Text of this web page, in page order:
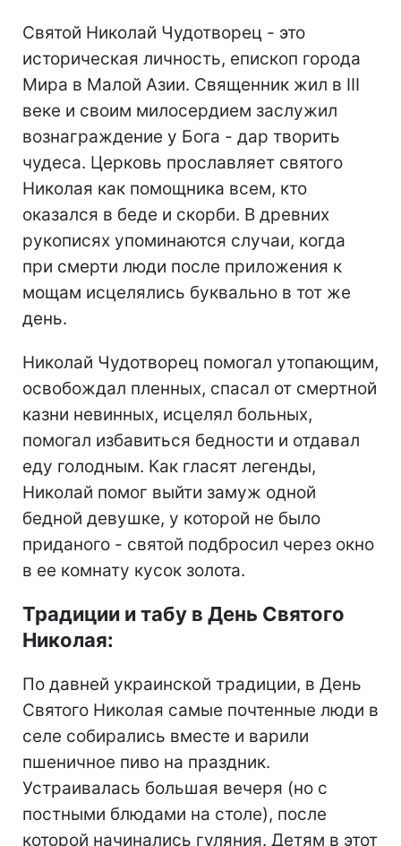
Святой Николай Чудотворец - это
историческая личность, епископ города
Мира в Малой Азии. Священник жил в III
веке и своим милосердием заслужил
вознаграждение у Бога - дар творить
чудеса. Церковь прославляет святого
Николая как помощника всем, кто
оказался в беде и скорби. В древних
рукописях упоминаются случаи, когда
при смерти люди после приложения к
мощам исцелялись буквально в тот же
день.
Николай Чудотворец помогал утопающим,
освобождал пленных, спасал от смертной
казни невинных, исцелял больных,
помогал избавиться бедности и отдавал
еду голодным. Как гласят легенды,
Николай помог выйти замуж одной
бедной девушке, у которой не было
приданого - святой подбросил через окно
в ее комнату кусок золота.
Традиции и табу в День Святого
Николая:
По давней украинской традиции, в День
Святого Николая самые почтенные люди в
селе собирались вместе и варили
пшеничное пиво на праздник.
Устраивалась большая вечеря (но с
постными блюдами на столе), после
которой начинались гуляния. Детям в этот